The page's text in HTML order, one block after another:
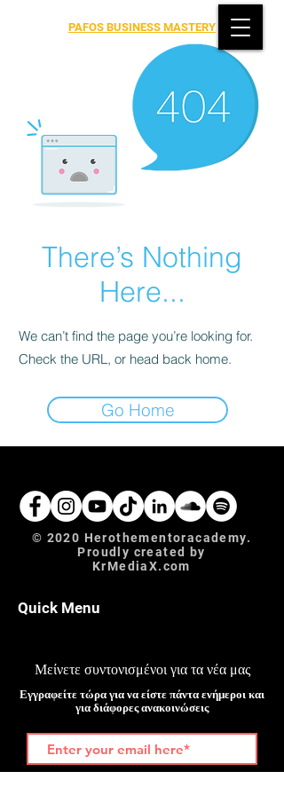
PAFOS BUSINESS MASTERY
There’s Nothing
Here...
We can’t find the page you’re looking for.
Check the URL, or head back home.
Go Home
© 2020 Herothementoracademy.
Proudly created by
KrMediaX.com
Quick Menu
Μείνετε συντονισμένοι για τα νέα μας
Εγγραφείτε τώρα για να είστε πάντα ενήμεροι και
για διάφορες ανακοινώσεις